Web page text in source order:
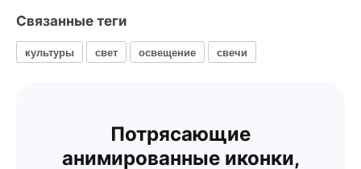
Связанные теги
культуры свет освещение свечи
Потрясающие
анимированные иконки,